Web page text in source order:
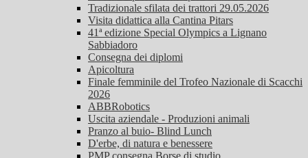
Tradizionale sfilata dei trattori 29.05.2026
Visita didattica alla Cantina Pitars
41ª edizione Special Olympics a Lignano
Sabbiadoro
Consegna dei diplomi
Apicoltura
Finale femminile del Trofeo Nazionale di Scacchi
2026
ABBRobotics
Uscita aziendale - Produzioni animali
Pranzo al buio- Blind Lunch
D'erbe, di natura e benessere